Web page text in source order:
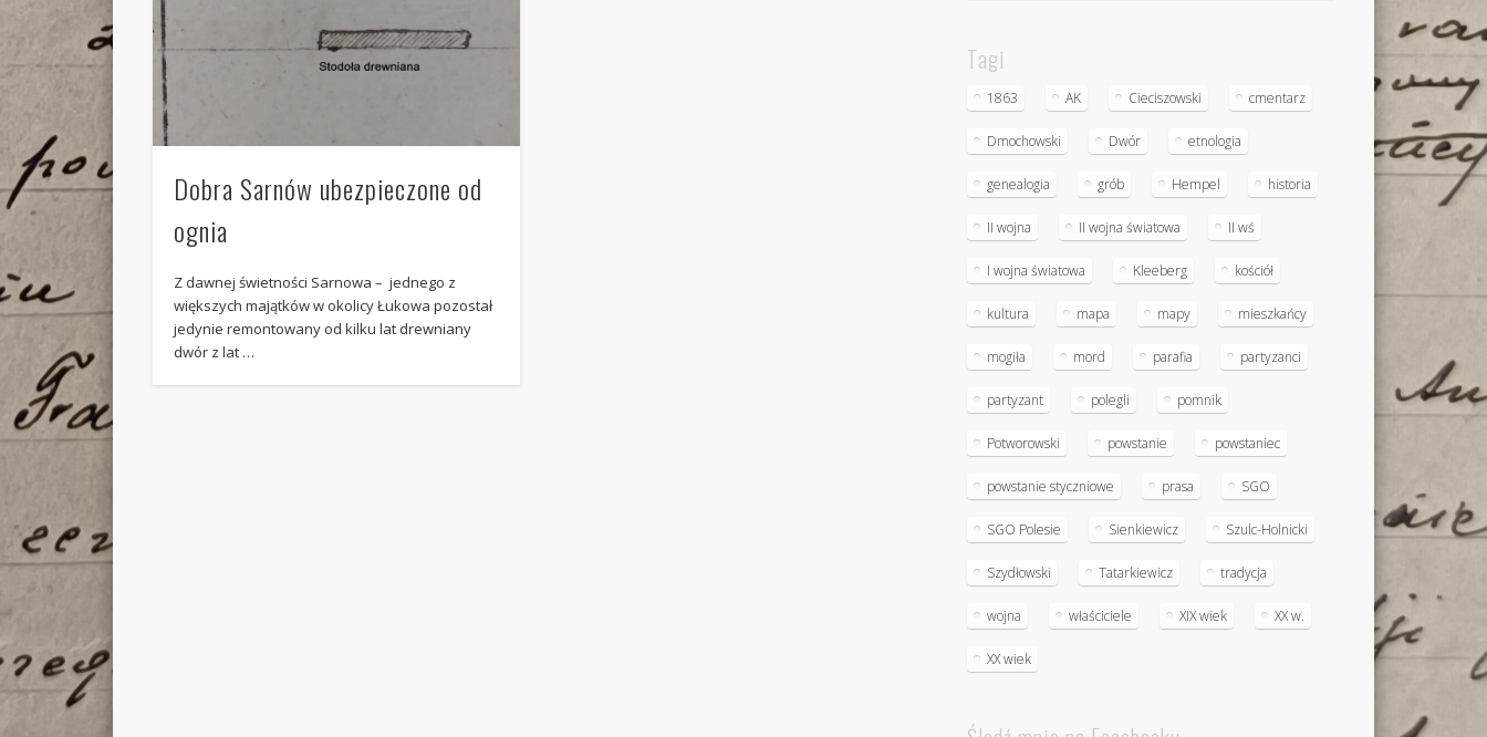
Dobra Sarnów ubezpieczone od
ognia
Z dawnej świetności Sarnowa – jednego z
większych majątków w okolicy Łukowa pozostał
jedynie remontowany od kilku lat drewniany
dwór z lat …
Tagi
1863 AK Cieciszowski cmentarz
Dmochowski Dwór etnologia
genealogia grób Hempel historia
II wojna II wojna światowa II wś
I wojna światowa Kleeberg kościół
kultura mapa mapy mieszkańcy
mogiła mord parafia partyzanci
partyzant polegli pomnik
Potworowski powstanie powstaniec
powstanie styczniowe prasa SGO
SGO Polesie Sienkiewicz Szulc-Holnicki
Szydłowski Tatarkiewicz tradycja
wojna właściciele XIX wiek XX w.
XX wiek